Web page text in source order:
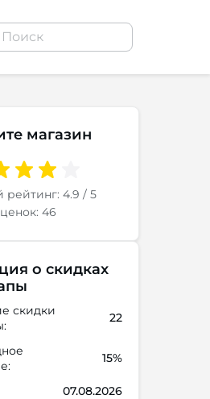
магазин
рейтинг: 4.9 / 5
46
о скидках
скидки
22
15%
07.08.2026